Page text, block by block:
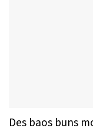
Des baos buns